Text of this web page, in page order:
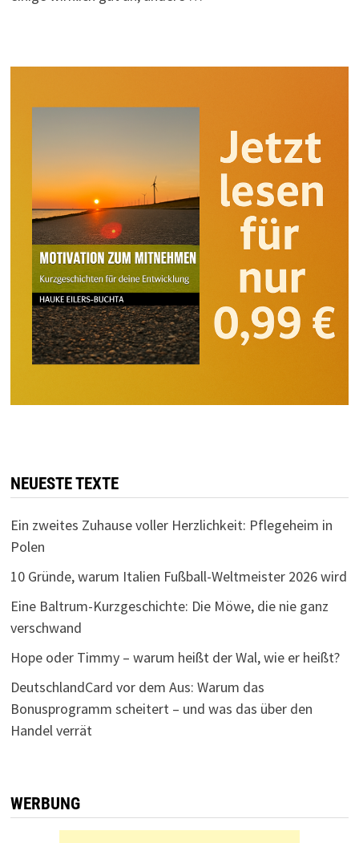
NEUESTE TEXTE
Ein zweites Zuhause voller Herzlichkeit: Pflegeheim in
Polen
10 Gründe, warum Italien Fußball-Weltmeister 2026 wird
Eine Baltrum-Kurzgeschichte: Die Möwe, die nie ganz
verschwand
Hope oder Timmy – warum heißt der Wal, wie er heißt?
DeutschlandCard vor dem Aus: Warum das
Bonusprogramm scheitert – und was das über den
Handel verrät
WERBUNG